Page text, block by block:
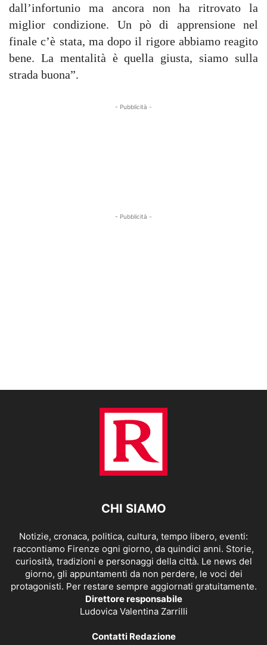
dall’infortunio ma ancora non ha ritrovato la
miglior condizione. Un pò di apprensione nel
finale c’è stata, ma dopo il rigore abbiamo reagito
bene. La mentalità è quella giusta, siamo sulla
strada buona”.
- Pubblicità -
- Pubblicità -
CHI SIAMO
Notizie, cronaca, politica, cultura, tempo libero, eventi:
raccontiamo Firenze ogni giorno, da quindici anni. Storie,
curiosità, tradizioni e personaggi della città. Le news del
giorno, gli appuntamenti da non perdere, le voci dei
protagonisti. Per restare sempre aggiornati gratuitamente.
Direttore responsabile
Ludovica Valentina Zarrilli
Contatti Redazione